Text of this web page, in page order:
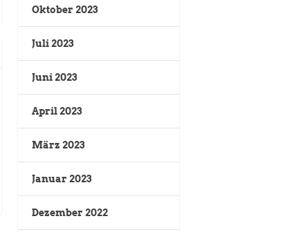
Oktober 2023
Juli 2023
Juni 2023
April 2023
März 2023
Januar 2023
Dezember 2022